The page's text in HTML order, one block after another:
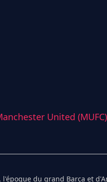
United
du grand Barça et